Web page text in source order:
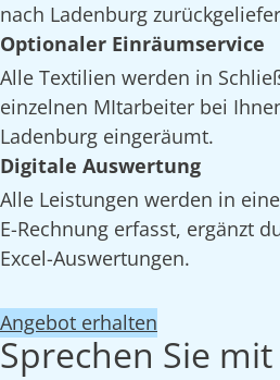
nach Ladenburg
Optionaler Einräumservice
Alle Textilien werden in
einzelnen MItarbeiter bei
Ladenburg eingeräumt.
Digitale Auswertung
Alle Leistungen werden in
E-Rechnung erfasst, ergänzt
Excel-Auswertungen.
Angebot erhalten
Sprechen Sie